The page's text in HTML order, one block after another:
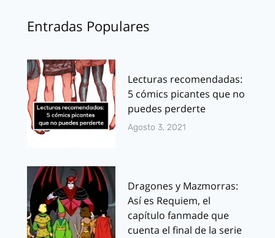
Entradas Populares
Lecturas recomendadas:
5 cómics picantes que no
puedes perderte
Agosto 3, 2021
Dragones y Mazmorras:
Así es Requiem, el
capítulo fanmade que
cuenta el final de la serie